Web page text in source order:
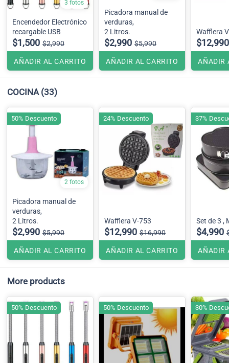
3 fotos
Encendedor Electrónico
recargable USB
$1,500 $2,990
AÑADIR AL CARRITO
Picadora manual de
verduras,
2 Litros.
$2,990 $5,990
AÑADIR AL CARRITO
Wafflera
$12,990
AÑADIR
COCINA (33)
2 fotos
Picadora manual de
verduras,
2 Litros.
$2,990 $5,990
AÑADIR AL CARRITO
50% Descuento
Wafflera V-753
$12,990 $16,990
AÑADIR AL CARRITO
24% Descuento
Set de 3 ,
$4,990
AÑADIR
37%
More products
50% Descuento 50% Descuento 30%